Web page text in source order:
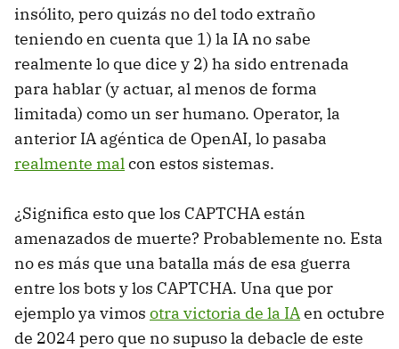
insólito, pero quizás no del todo extraño
teniendo en cuenta que 1) la IA no sabe
realmente lo que dice y 2) ha sido entrenada
para hablar (y actuar, al menos de forma
limitada) como un ser humano. Operator, la
anterior IA agéntica de OpenAI, lo pasaba
realmente malcon estos sistemas.
¿Significa esto que los CAPTCHA están
amenazados de muerte? Probablemente no. Esta
no es más que una batalla más de esa guerra
entre los bots y los CAPTCHA. Una que por
ejemplo ya vimos otra victoria de la IAen octubre
de 2024 pero que no supuso la debacle de este